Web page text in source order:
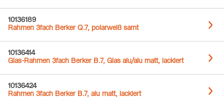
10136189
Rahmen 3fach Berker Q.7, polarweiß samt
10136414
Glas-Rahmen 3fach Berker B.7, Glas alu/alu matt, lackiert
10136424
Rahmen 3fach Berker B.7, alu matt, lackiert